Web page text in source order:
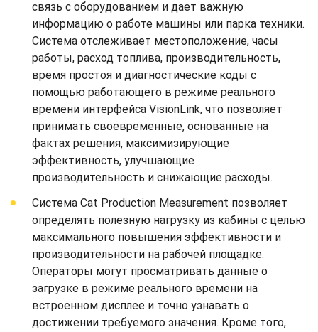
связь с оборудованием и дает важную
информацию о работе машины или парка техники.
Система отслеживает местоположение, часы
работы, расход топлива, производительность,
время простоя и диагностические коды с
помощью работающего в режиме реального
времени интерфейса VisionLink, что позволяет
принимать своевременные, основанные на
фактах решения, максимизирующие
эффективность, улучшающие
производительность и снижающие расходы.
Система Cat Production Measurement позволяет
определять полезную нагрузку из кабины с целью
максимального повышения эффективности и
производительности на рабочей площадке.
Операторы могут просматривать данные о
загрузке в режиме реального времени на
встроенном дисплее и точно узнавать о
достижении требуемого значения. Кроме того,